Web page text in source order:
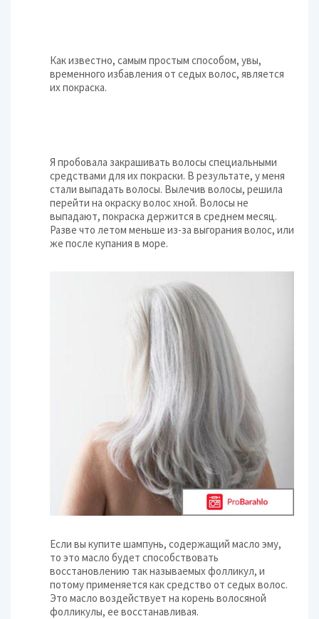
Как известно, самым простым способом, увы,
временного избавления от седых волос, является
их покраска.
Я пробовала закрашивать волосы специальными
средствами для их покраски. В результате, у меня
стали выпадать волосы. Вылечив волосы, решила
перейти на окраску волос хной. Волосы не
выпадают, покраска держится в среднем месяц.
Разве что летом меньше из-за выгорания волос, или
же после купания в море.
Если вы купите шампунь, содержащий масло эму,
то это масло будет способствовать
восстановлению так называемых фолликул, и
потому применяется как средство от седых волос.
Это масло воздействует на корень волосяной
фолликулы, ее восстанавливая.